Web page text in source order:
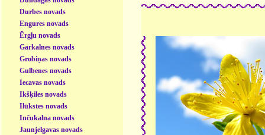
Durbes novads
Engures novads
Ērgļu novads
Garkalnes novads
Grobiņas novads
Gulbenes novads
Iecavas novads
Ikšķiles novads
Ilūkstes novads
Inčukalna novads
Jaunjelgavas novads